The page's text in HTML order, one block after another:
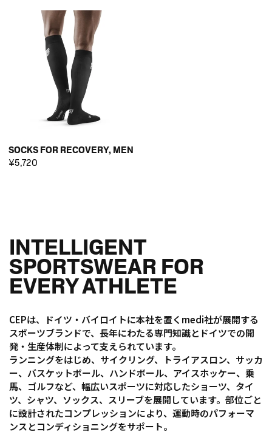
SOCKS FOR RECOVERY, MEN
¥5,720
INTELLIGENT
SPORTSWEAR FOR
EVERY ATHLETE
CEPは、ドイツ・バイロイトに本社を置くmedi社が展開する
スポーツブランドで、長年にわたる専門知識とドイツでの開
発・生産体制によって支えられています。
ランニングをはじめ、サイクリング、トライアスロン、サッカ
ー、バスケットボール、ハンドボール、アイスホッケー、乗
馬、ゴルフなど、幅広いスポーツに対応したショーツ、タイ
ツ、シャツ、ソックス、スリーブを展開しています。部位ごと
に設計されたコンプレッションにより、運動時のパフォーマ
ンスとコンディショニングをサポート。